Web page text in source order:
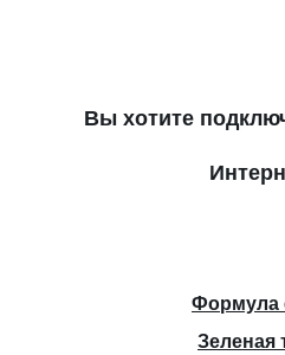
Вы хотите
Формула
Зеленая